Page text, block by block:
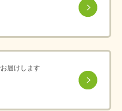
届けします